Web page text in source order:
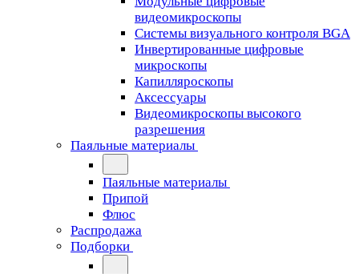
видеомикроскопы
Cистемы визуального контроля BGA
Инвертированные цифровые
микроскопы
Капилляроскопы
Аксессуары
Видеомикроскопы высокого
разрешения
Паяльные материалы
Паяльные материалы
Припой
Флюс
Распродажа
Подборки